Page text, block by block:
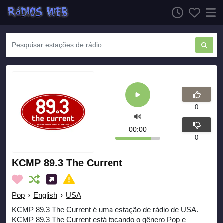
KCMP 89.3 The Current
Pop › English › USA
KCMP 89.3 The Current é uma estação de rádio de USA.
KCMP 89.3 The Current está tocando o gênero Pop e
00:00
0
0